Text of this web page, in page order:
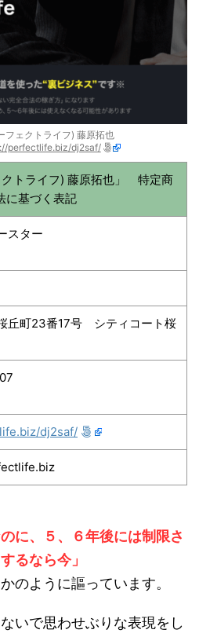
フェクトライフ) 藤原拓也
perfectlife.biz/dj2saf/
クトライフ) 藤原拓也」 特定商
に基づく表記
スター
丘町23番17号 シティコート桜
dj2saf/
に、５、６年後には制限さ
るなら今」
のように謳っています。
いで思わせぶりな表現をし